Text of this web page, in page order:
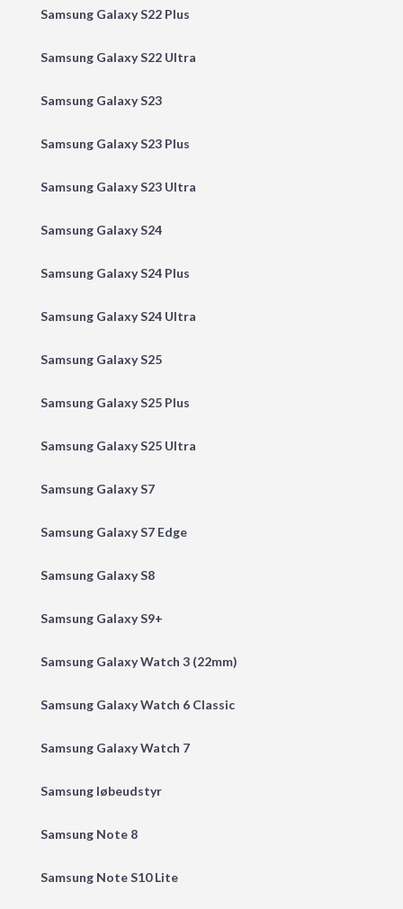
Samsung Galaxy S22 Plus
Samsung Galaxy S22 Ultra
Samsung Galaxy S23
Samsung Galaxy S23 Plus
Samsung Galaxy S23 Ultra
Samsung Galaxy S24
Samsung Galaxy S24 Plus
Samsung Galaxy S24 Ultra
Samsung Galaxy S25
Samsung Galaxy S25 Plus
Samsung Galaxy S25 Ultra
Samsung Galaxy S7
Samsung Galaxy S7 Edge
Samsung Galaxy S8
Samsung Galaxy S9+
Samsung Galaxy Watch 3 (22mm)
Samsung Galaxy Watch 6 Classic
Samsung Galaxy Watch 7
Samsung løbeudstyr
Samsung Note 8
Samsung Note S10 Lite